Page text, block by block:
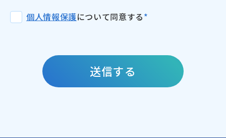
個人情報保護について同意する*